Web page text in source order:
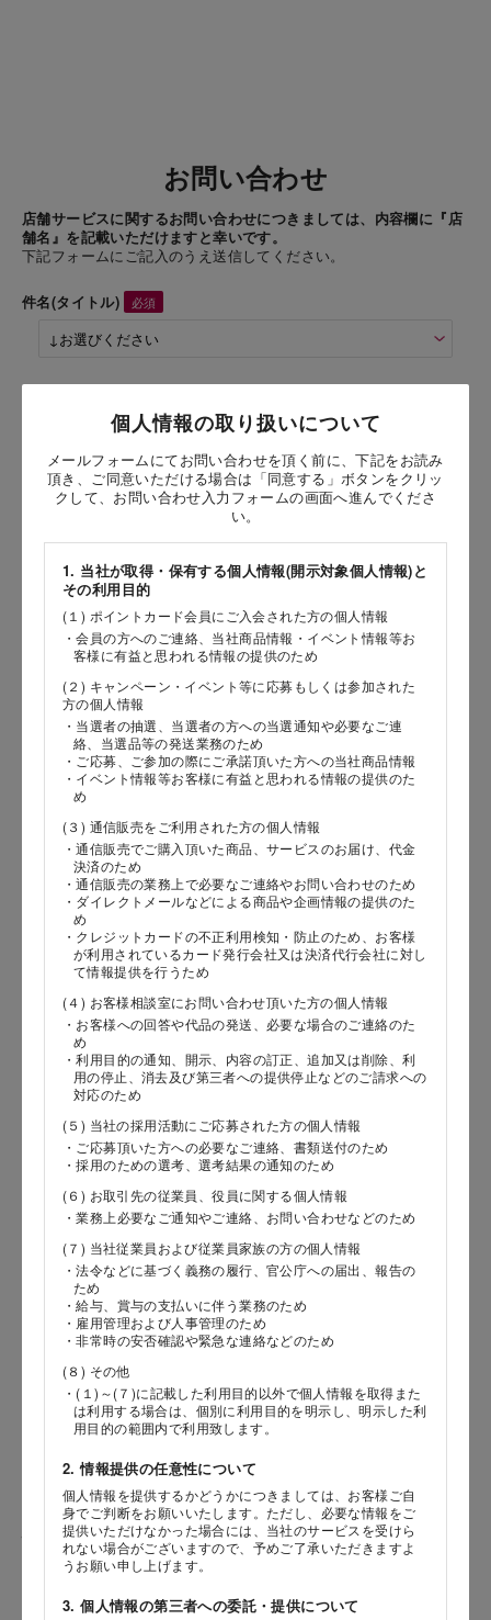
お問い合わせ
店舗サービスに関するお問い合わせにつきましては、内容欄に『店
舗名』を記載いただけますと幸いです。
下記フォームにご記入のうえ送信してください。
個人情報の取り扱いについて
メールフォームにてお問い合わせを頂く前に、下記をお読み
頂き、ご同意いただける場合は「同意する」ボタンをクリッ
クして、お問い合わせ入力フォームの画面へ進んでくださ
い。
1. 当社が取得・保有する個人情報(開示対象個人情報)と
その利用目的
(１) ポイントカード会員にご入会された方の個人情報
・会員の方へのご連絡、当社商品情報・イベント情報等お
客様に有益と思われる情報の提供のため
(２) キャンペーン・イベント等に応募もしくは参加された
方の個人情報
・当選者の抽選、当選者の方への当選通知や必要なご連
絡、当選品等の発送業務のため
・ご応募、ご参加の際にご承諾頂いた方への当社商品情報
・イベント情報等お客様に有益と思われる情報の提供のた
め
(３) 通信販売をご利用された方の個人情報
・通信販売でご購入頂いた商品、サービスのお届け、代金
決済のため
・通信販売の業務上で必要なご連絡やお問い合わせのため
・ダイレクトメールなどによる商品や企画情報の提供のた
め
・クレジットカードの不正利用検知・防止のため、お客様
が利用されているカード発行会社又は決済代行会社に対し
て情報提供を行うため
(４) お客様相談室にお問い合わせ頂いた方の個人情報
・お客様への回答や代品の発送、必要な場合のご連絡のた
め
・利用目的の通知、開示、内容の訂正、追加又は削除、利
用の停止、消去及び第三者への提供停止などのご請求への
対応のため
(５) 当社の採用活動にご応募された方の個人情報
・ご応募頂いた方への必要なご連絡、書類送付のため
・採用のための選考、選考結果の通知のため
(６) お取引先の従業員、役員に関する個人情報
・業務上必要なご通知やご連絡、お問い合わせなどのため
(７) 当社従業員および従業員家族の方の個人情報
・法令などに基づく義務の履行、官公庁への届出、報告の
ため
・給与、賞与の支払いに伴う業務のため
・雇用管理および人事管理のため
・非常時の安否確認や緊急な連絡などのため
(８) その他
・(１)～(７)に記載した利用目的以外で個人情報を取得また
は利用する場合は、個別に利用目的を明示し、明示した利
用目的の範囲内で利用致します。
2. 情報提供の任意性について
個人情報を提供するかどうかにつきましては、お客様ご自
身でご判断をお願いいたします。ただし、必要な情報をご
提供いただけなかった場合には、当社のサービスを受けら
れない場合がございますので、予めご了承いただきますよ
うお願い申し上げます。
3. 個人情報の第三者への委託・提供について
件名(タイトル)
フルーツのジュレ オレンジ
お問い合わせ時氏名
［名］
（全角で入力してください）
お問い合わせ時氏名（カナ）
［セイ］
［メイ］
（全角で入力してください）
電話番号
メールアドレス
郵便番号
都道府県
市区郡
番地以降